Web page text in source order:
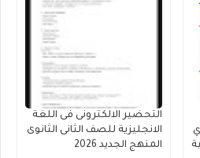
التحضير الالكترونى فى اللغة
الانجليزية للصف الثانى الثانوى
المنهج الجديد 2026